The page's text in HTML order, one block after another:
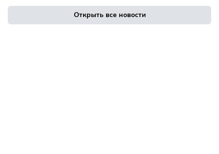
Открыть все новости